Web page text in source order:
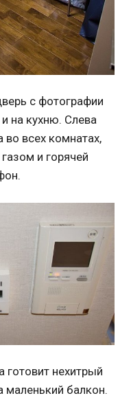
с фотографии
на кухню. Слева
во всех комнатах,
и горячей
готовит нехитрый
балкон.